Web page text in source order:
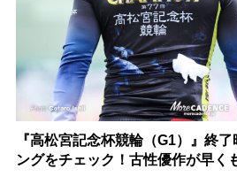
『高松宮記念杯競輪（G1）』終
ングをチェック！古性優作が早く